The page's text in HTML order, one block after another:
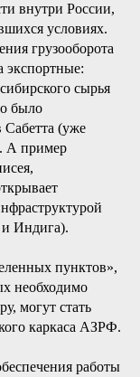
путь из
Канин с
восток, используя
Чёша, русла
друг к другу.
связь с
доставка
Для
и вывоз готовой
Северный
внутри России,
условиях.
грузооборота
экспортные:
было